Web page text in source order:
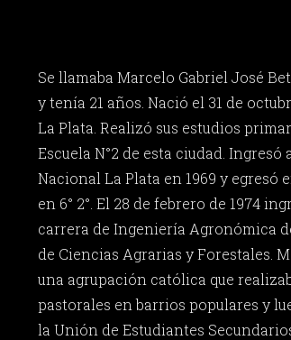
Se llamaba Marcelo Gabriel José
y tenía 21 años. Nació el 31 de
La Plata. Realizó sus estudios
Escuela N°2 de esta ciudad. Ingresó
Nacional La Plata en 1969 y egresó
en 6° 2°. El 28 de febrero de 1974
carrera de Ingeniería Agronómica
de Ciencias Agrarias y Forestales.
una agrupación católica que
pastorales en barrios populares y
la Unión de Estudiantes